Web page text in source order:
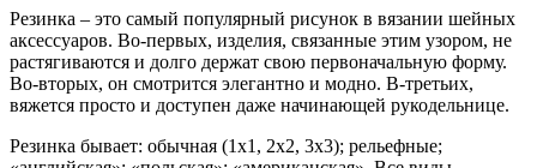
Резинка – это самый популярный рисунок в вязании шейных
аксессуаров. Во-первых, изделия, связанные этим узором, не
растягиваются и долго держат свою первоначальную форму.
Во-вторых, он смотрится элегантно и модно. В-третьих,
вяжется просто и доступен даже начинающей рукодельнице.
Резинка бывает: обычная (1х1, 2х2, 3х3); рельефные;